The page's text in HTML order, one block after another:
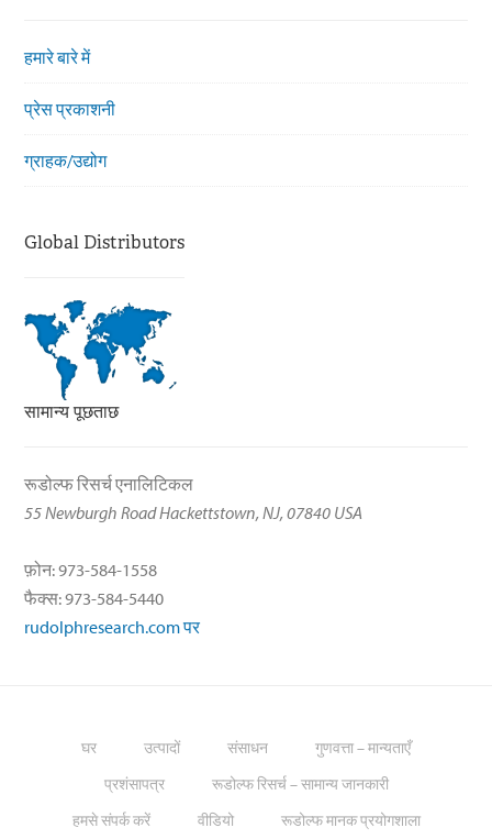
हमारे बारे में
प्रेस प्रकाशनी
ग्राहक/उद्योग
Global Distributors
सामान्य पूछताछ
रूडोल्फ रिसर्च एनालिटिकल
55 Newburgh Road Hackettstown, NJ, 07840 USA
फ़ोन: 973-584-1558
फैक्स: 973-584-5440
rudolphresearch.com पर
घर उत्पादों संसाधन
गुणवत्ता – मान्यताएँ
प्रशंसापत्र
रूडोल्फ रिसर्च – सामान्य जानकारी
हमसे संपर्क करें
वीडियो रूडोल्फ मानक प्रयोगशाला